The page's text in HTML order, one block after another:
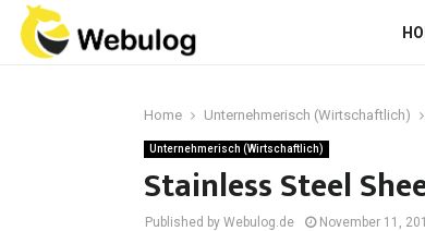
Home Unternehmerisch (Wirtschaftlich)
Unternehmerisch (Wirtschaftlich)
Stainless Steel
Published by Webulog.de November 11,